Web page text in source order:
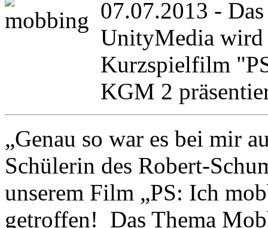
07.07.2013 -
UnityMedia wird
Kurzspielfilm
KGM 2
„Genau so war es bei mir
Schülerin des Robert-
unserem Film „PS: Ich
getroffen! Das Thema